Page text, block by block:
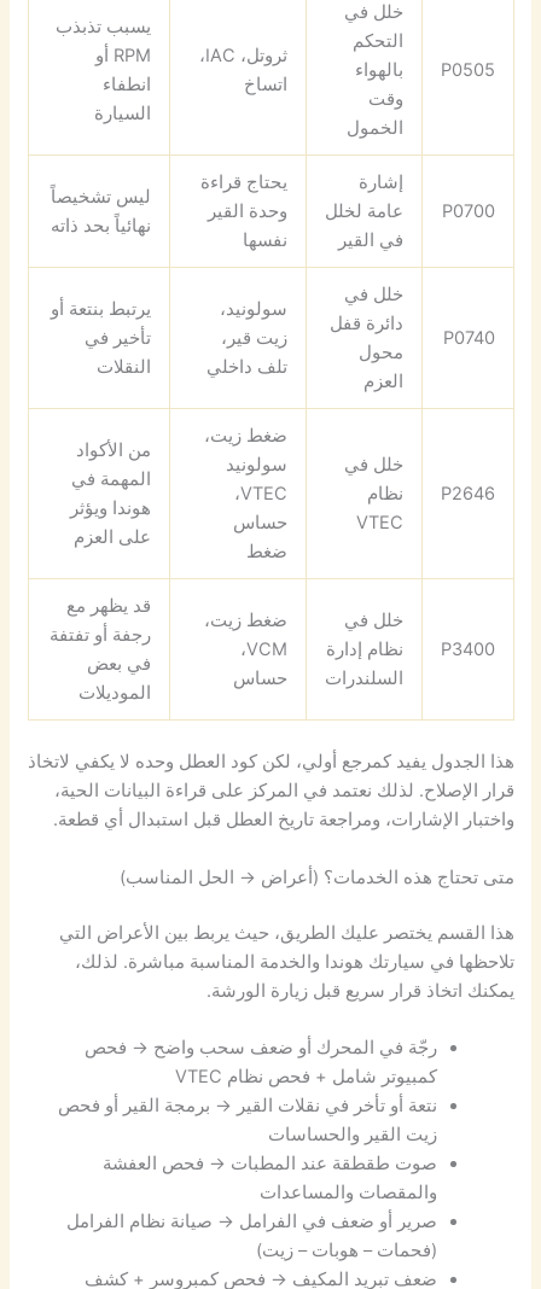
P0505
خلل في
التحكم
بالهواء
وقت
الخمول
ثروتل، IAC،
اتساخ
يسبب تذبذب
RPM أو
انطفاء
السيارة
P0700
إشارة
عامة لخلل
في القير
يحتاج قراءة
وحدة القير
نفسها
ليس تشخيصاً
نهائياً بحد ذاته
P0740
خلل في
دائرة قفل
محول
العزم
سولونيد،
زيت قير،
تلف داخلي
يرتبط بنتعة أو
تأخير في
النقلات
P2646
خلل في
نظام
VTEC
ضغط زيت،
سولونيد
VTEC،
حساس
ضغط
من الأكواد
المهمة في
هوندا ويؤثر
على العزم
P3400
خلل في
نظام إدارة
السلندرات
ضغط زيت،
VCM،
حساس
قد يظهر مع
رجفة أو تفتفة
في بعض
الموديلات
هذا الجدول يفيد كمرجع أولي، لكن كود العطل وحده لا يكفي لاتخاذ
قرار الإصلاح. لذلك نعتمد في المركز على قراءة البيانات الحية،
واختبار الإشارات، ومراجعة تاريخ العطل قبل استبدال أي قطعة.
متى تحتاج هذه الخدمات؟ (أعراض → الحل المناسب)
هذا القسم يختصر عليك الطريق، حيث يربط بين الأعراض التي
تلاحظها في سيارتك هوندا والخدمة المناسبة مباشرة. لذلك،
يمكنك اتخاذ قرار سريع قبل زيارة الورشة.
رجّة في المحرك أو ضعف سحب واضح → فحص
كمبيوتر شامل + فحص نظام VTEC
نتعة أو تأخر في نقلات القير → برمجة القير أو فحص
زيت القير والحساسات
صوت طقطقة عند المطبات → فحص العفشة
والمقصات والمساعدات
صرير أو ضعف في الفرامل → صيانة نظام الفرامل
(فحمات – هوبات – زيت)
ضعف تبريد المكيف → فحص كمبروسر + كشف